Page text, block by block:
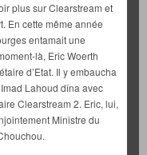
plus sur Clearstream et
En cette même année
entamait une
là, Eric Woerth
d’Etat. Il y embaucha
Lahoud dîna avec
Clearstream 2. Eric, lui,
Ministre du